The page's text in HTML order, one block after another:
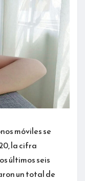
móviles se
la cifra
últimos seis
un total de